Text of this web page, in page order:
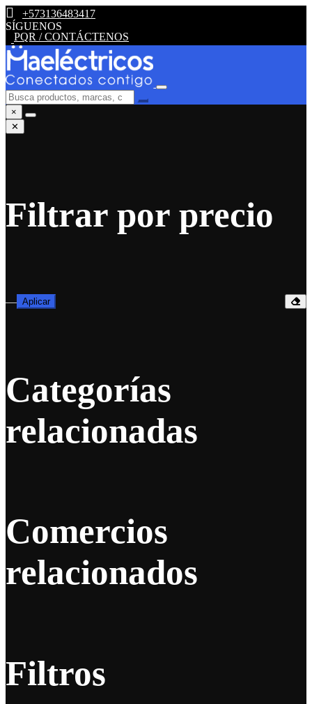
+573136483417
SÍGUENOS
PQR / CONTÁCTENOS
×
✕
Filtrar por precio
— Aplicar
Categorías
relacionadas
Comercios
relacionados
Filtros